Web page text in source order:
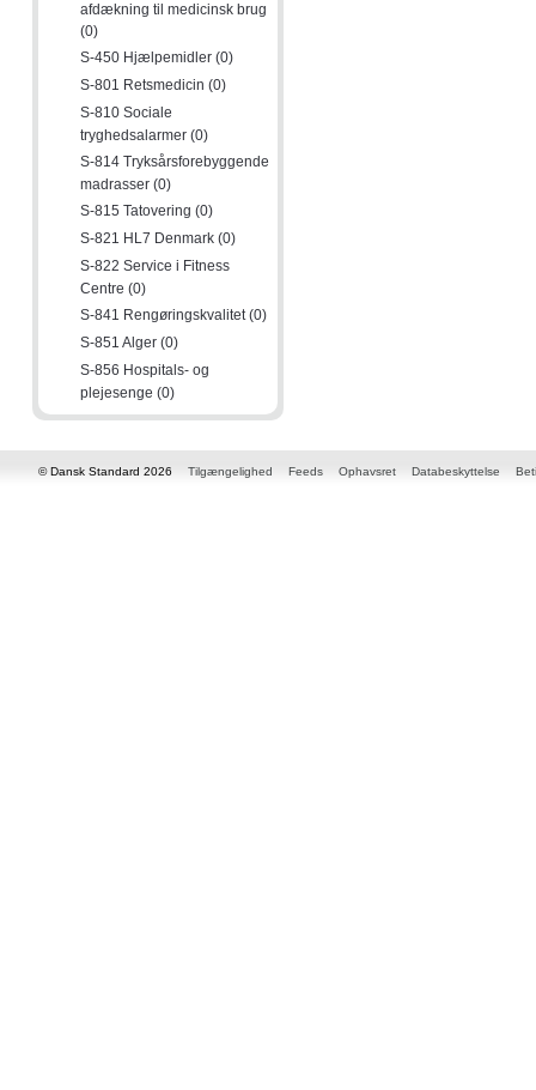
afdækning til medicinsk brug
(0)
S-450 Hjælpemidler (0)
S-801 Retsmedicin (0)
S-810 Sociale
tryghedsalarmer (0)
S-814 Tryksårsforebyggende
madrasser (0)
S-815 Tatovering (0)
S-821 HL7 Denmark (0)
S-822 Service i Fitness
Centre (0)
S-841 Rengøringskvalitet (0)
S-851 Alger (0)
S-856 Hospitals- og
plejesenge (0)
© Dansk Standard 2026 Tilgængelighed Feeds Ophavsret Databeskyttelse